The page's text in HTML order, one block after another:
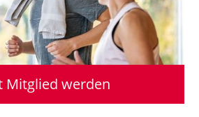
Mitglied werden